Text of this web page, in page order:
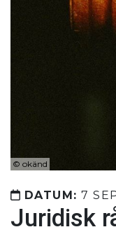
© okänd
DATUM: 7
Juridisk